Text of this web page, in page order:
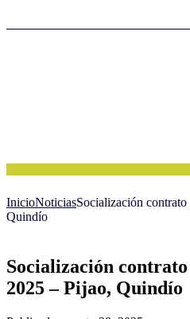
InicioNoticiasSocialización
Quindío
Socialización
2025 – Pijao, Quindío